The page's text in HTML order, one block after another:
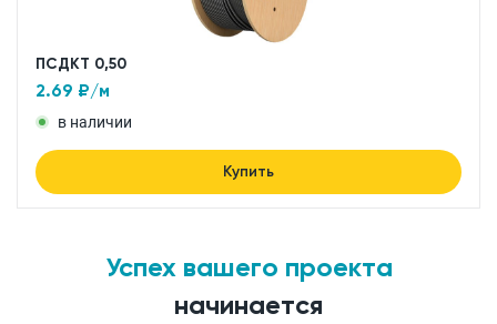
ПСДКТ 0,50
2.69 ₽/м
в наличии
Купить
Успех вашего проекта
начинается